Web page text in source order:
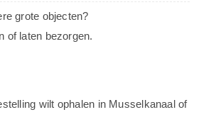
grote objecten?
of laten bezorgen.
wilt ophalen in Musselkanaal of